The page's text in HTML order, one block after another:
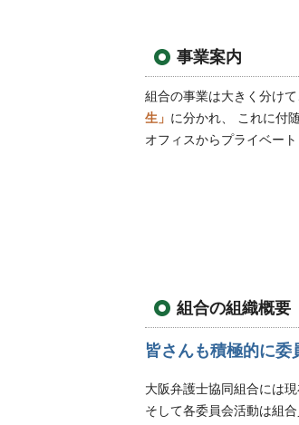
事業案内
組合の事業は大きく分けて
生」 に分かれ、 これに付
オフィスからプライベー
組合の組織概要
皆さんも積極的に委
大阪弁護士協同組合には
そして各委員会活動は組